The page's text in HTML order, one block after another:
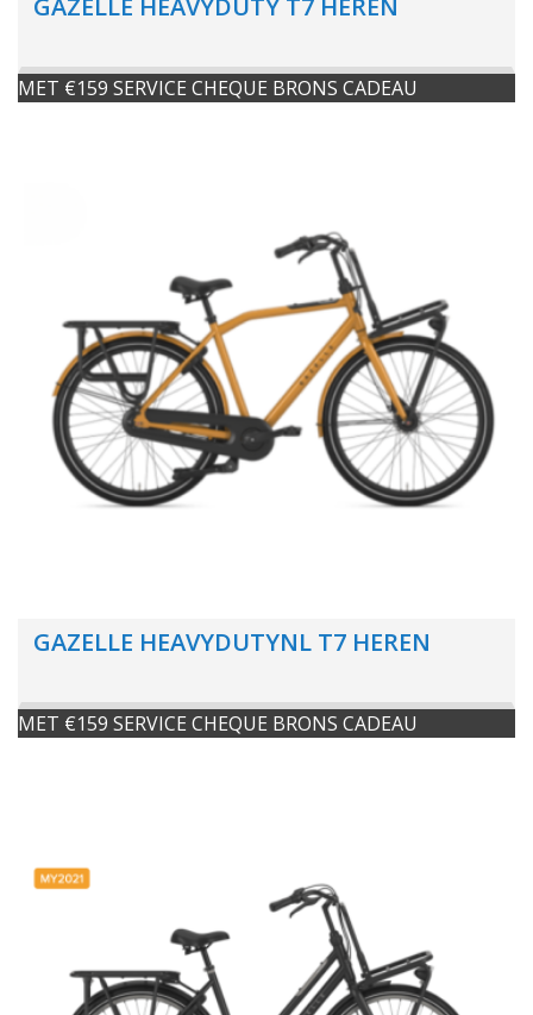
MET €159 SERVICE CHEQUE BRONS CADEAU
GAZELLE HEAVYDUTYNL T7 HEREN
MET €159 SERVICE CHEQUE BRONS CADEAU